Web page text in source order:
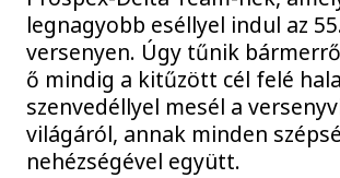
legnagyobb eséllyel indul az
versenyen. Úgy tűnik
ő mindig a kitűzött cél felé
szenvedéllyel mesél a
világáról, annak minden
nehézségével együtt.